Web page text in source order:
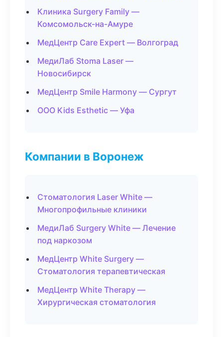
Клиника Surgery Family —
Комсомольск-на-Амуре
МедЦентр Care Expert — Волгоград
МедиЛаб Stoma Laser —
Новосибирск
МедЦентр Smile Harmony — Сургут
ООО Kids Esthetic — Уфа
Компании в Воронеж
Стоматология Laser White —
Многопрофильные клиники
МедиЛаб Surgery White — Лечение
под наркозом
МедЦентр White Surgery —
Стоматология терапевтическая
МедЦентр White Therapy —
Хирургическая стоматология